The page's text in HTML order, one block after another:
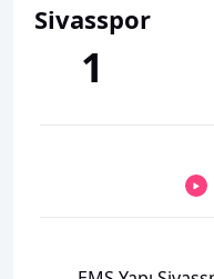
Sivasspor
1